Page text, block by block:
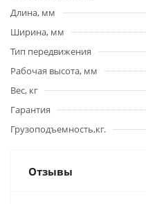
Длина, мм
Ширина, мм
Тип передвижения
Рабочая высота, мм
Вес, кг
Гарантия
Грузоподъемность,кг.
Отзывы